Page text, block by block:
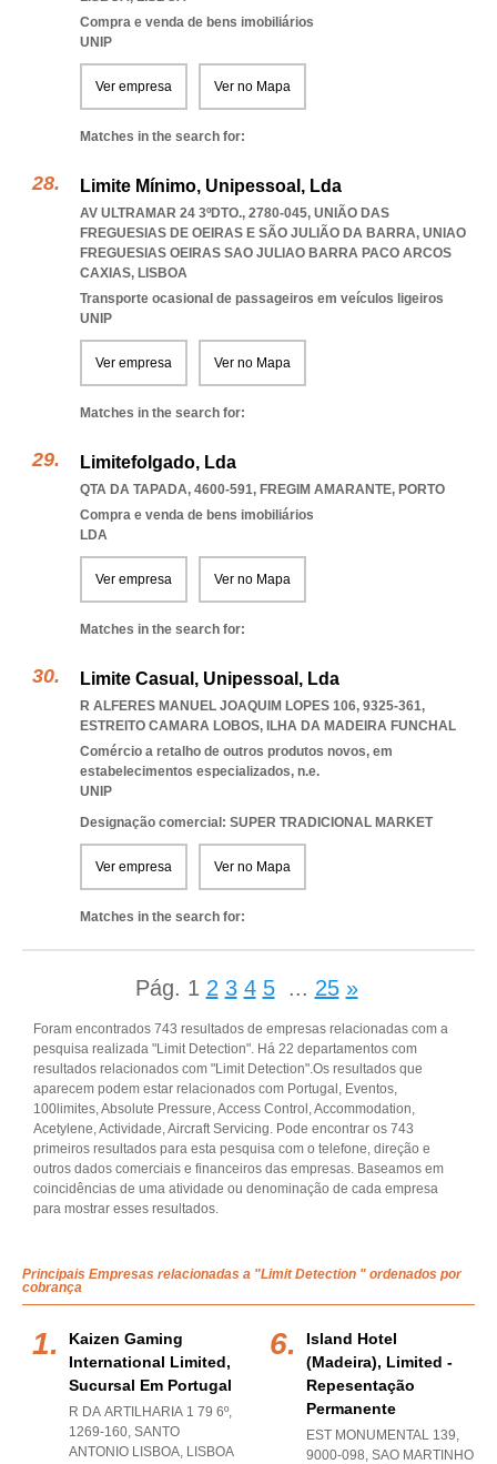
Compra e venda de bens imobiliários
UNIP
Ver empresa Ver no Mapa
Matches in the search for:
Limite Mínimo, Unipessoal, Lda
AV ULTRAMAR 24 3ºDTO., 2780-045, UNIÃO DAS
FREGUESIAS DE OEIRAS E SÃO JULIÃO DA BARRA, UNIAO
FREGUESIAS OEIRAS SAO JULIAO BARRA PACO ARCOS
CAXIAS, LISBOA
Transporte ocasional de passageiros em veículos ligeiros
UNIP
Ver empresa Ver no Mapa
Matches in the search for:
Limitefolgado, Lda
QTA DA TAPADA, 4600-591, FREGIM AMARANTE, PORTO
Compra e venda de bens imobiliários
LDA
Ver empresa Ver no Mapa
Matches in the search for:
Limite Casual, Unipessoal, Lda
R ALFERES MANUEL JOAQUIM LOPES 106, 9325-361,
ESTREITO CAMARA LOBOS, ILHA DA MADEIRA FUNCHAL
Comércio a retalho de outros produtos novos, em
estabelecimentos especializados, n.e.
UNIP
Designação comercial: SUPER TRADICIONAL MARKET
Ver empresa Ver no Mapa
Matches in the search for:
Pág. 1 2 3 4 5 ... 25 »
Foram encontrados 743 resultados de empresas relacionadas com a
pesquisa realizada "Limit Detection". Há 22 departamentos com
resultados relacionados com "Limit Detection".Os resultados que
aparecem podem estar relacionados com Portugal, Eventos,
100limites, Absolute Pressure, Access Control, Accommodation,
Acetylene, Actividade, Aircraft Servicing. Pode encontrar os 743
primeiros resultados para esta pesquisa com o telefone, direção e
outros dados comerciais e financeiros das empresas. Baseamos em
coincidências de uma atividade ou denominação de cada empresa
para mostrar esses resultados.
Principais Empresas relacionadas a "Limit Detection " ordenados por
cobrança
Kaizen Gaming
International Limited,
Sucursal Em Portugal
R DA ARTILHARIA 1 79 6º,
1269-160, SANTO
ANTONIO LISBOA, LISBOA
Island Hotel
(madeira), Limited -
Repesentação
Permanente
EST MONUMENTAL 139,
9000-098, SAO MARTINHO